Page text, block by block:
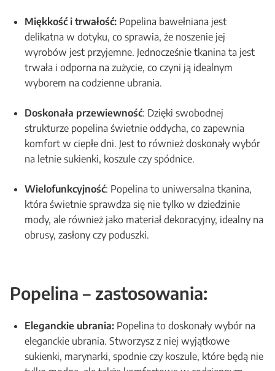
Miękkość i trwałość: Popelina bawełniana jest
delikatna w dotyku, co sprawia, że noszenie jej
wyrobów jest przyjemne. Jednocześnie tkanina ta jest
trwała i odporna na zużycie, co czyni ją idealnym
wyborem na codzienne ubrania.
Doskonała przewiewność: Dzięki swobodnej
strukturze popelina świetnie oddycha, co zapewnia
komfort w ciepłe dni. Jest to również doskonały wybór
na letnie sukienki, koszule czy spódnice.
Wielofunkcyjność: Popelina to uniwersalna tkanina,
która świetnie sprawdza się nie tylko w dziedzinie
mody, ale również jako materiał dekoracyjny, idealny na
obrusy, zasłony czy poduszki.
Popelina – zastosowania:
Eleganckie ubrania: Popelina to doskonały wybór na
eleganckie ubrania. Stworzysz z niej wyjątkowe
sukienki, marynarki, spodnie czy koszule, które będą nie